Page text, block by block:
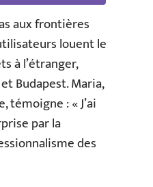
aux frontières
louent le
à l’étranger,
Budapest. Maria,
témoigne : « J’ai
par la
des